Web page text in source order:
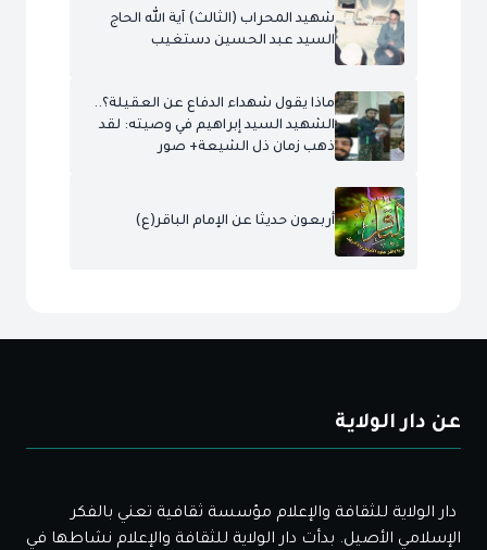
شهيد المحراب (الثالث) آية الله الحاج
السيد عبد الحسين دستغيب
ماذا يقول شهداء الدفاع عن العقيلة؟..
الشهيد السيد إبراهيم في وصيته: لقد
ذهب زمان ذل الشيعة+ صور
أربعون حديثا عن الإمام الباقر(ع)
عن دار الولاية
دار الولاية للثقافة والإعلام مؤسسة ثقافية تعني بالفكر
الإسلامي الأصيل. بدأت دار الولاية للثقافة والإعلام نشاطها في